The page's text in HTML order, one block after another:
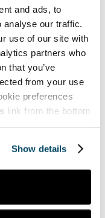
and ads, to
our traffic.
use of our site with
partners who
that you’ve
from your use
preferences
link from the bottom
Show details
popular
mental health
cancer